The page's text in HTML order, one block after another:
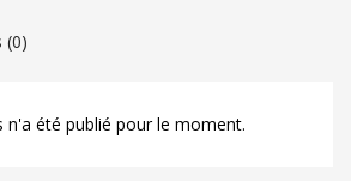
(0)
n'a été publié pour le moment.